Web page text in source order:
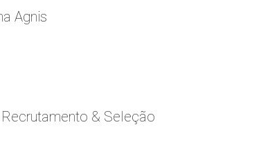
Agnis
& Seleção